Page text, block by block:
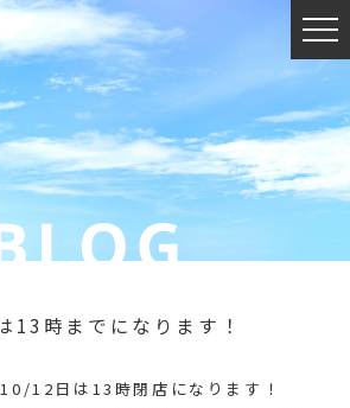
時までになります！
12日は13時閉店になります！